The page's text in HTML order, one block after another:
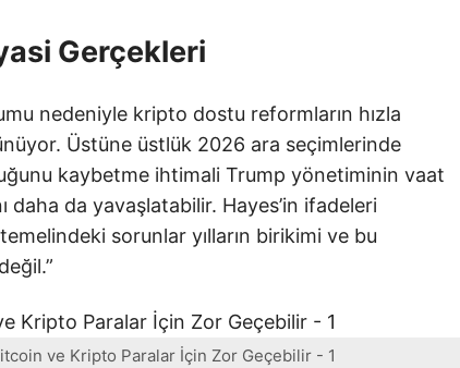
Gerçekleri
nedeniyle kripto dostu reformların hızla
Üstüne üstlük 2026 ara seçimlerinde
kaybetme ihtimali Trump yönetiminin vaat
daha da yavaşlatabilir. Hayes’in ifadeleri
sorunlar yılların birikimi ve bu
ve Kripto Paralar İçin Zor Geçebilir - 1